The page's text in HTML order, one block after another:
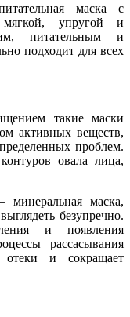
маска с
упругой и
питательным и
подходит для всех
такие маски
активных веществ,
проблем.
овала лица,
маска,
безупречно.
и появления
рассасывания
отеки и сокращает